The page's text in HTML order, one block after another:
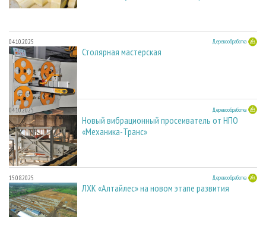
04.10.2025 Деревообработка
Столярная мастерская
04.10.2025 Деревообработка
Новый вибрационный просеиватель от НПО
«Механика-Транс»
15.08.2025 Деревообработка
ЛХК «Алтайлес» на новом этапе развития